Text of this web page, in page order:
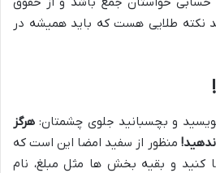
نکته طلایی هست که باید همیشه در
و بچسبانید جلوی چشمتان: هرگز
منظور از سفید امضا این است که
کنید و بقیه بخش ها مثل مبلغ، نام